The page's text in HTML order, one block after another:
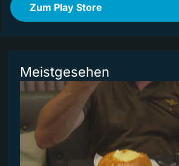
Zum Play Store
Meistgesehen